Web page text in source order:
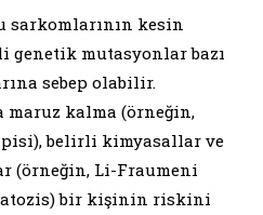
sarkomlarının kesin
mutasyonlar bazı
sebep olabilir.
maruz kalma (örneğin,
belirli kimyasallar ve
(örneğin, Li-Fraumeni
bir kişinin riskini